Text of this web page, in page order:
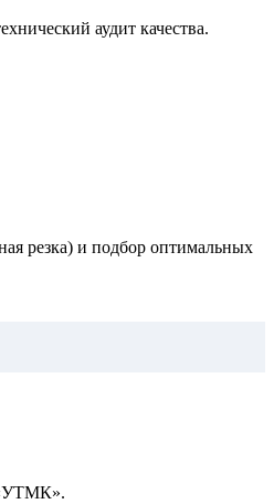
аудит качества.
резка) и подбор оптимальных
«УТМК».